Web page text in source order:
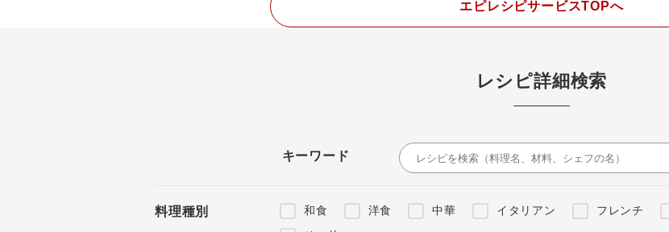
エピレシピサービスTOPへ
レシピ詳細検索
キーワード
料理種別 和食 洋食 中華 イタリアン フレンチ